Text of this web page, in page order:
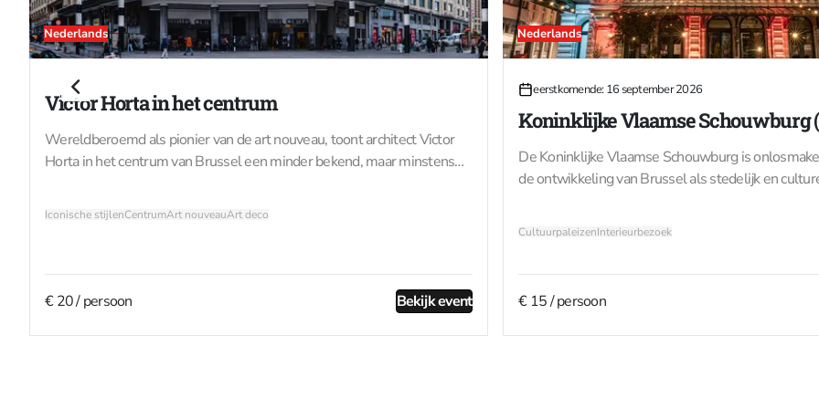
Nederlands
Victor Horta in het centrum
Wereldberoemd als pionier van de art nouveau, toont architect Victor
Horta in het centrum van Brussel een minder bekend, maar minstens
nieuwe vormen voor een moderne stad. Zijn sterkte ligt in het
samengaan van functionaliteit, constructieve innovatie, licht en verfijnde
verkent het centrum van Brussel aan de hand van het werk en de ideeën
van Horta, in een wandeling doorheen zijn oeuvre.Breuklijnen in de
stadDe buurt rond het huidige centraal station was ooit een
dichtbebouwde en levendige volkswijk. In de eerste helft van de 20ste
Iconische stijlenCentrumArt nouveauArt deco
€ 20 / persoon Bekijk event
SEP
Nederlands
eerstkomende: 16 september 2026
Koninklijke Vlaamse Schouwburg
De Koninklijke Vlaamse Schouwburg is
de ontwikkeling van Brussel als stedelijk en
om een oud wapenmagazijn om te vormen tot een
theaterzaal. Het gebouw werd opgetrokken in
arsenaal de achtergevel werd. Opvallend zijn de
buitenbalkons, ontworpen met het oog op
evacuatie – een vooruitstrevende ingreep voor
CultuurpaleizenInterieurbezoek
€ 15 / persoon